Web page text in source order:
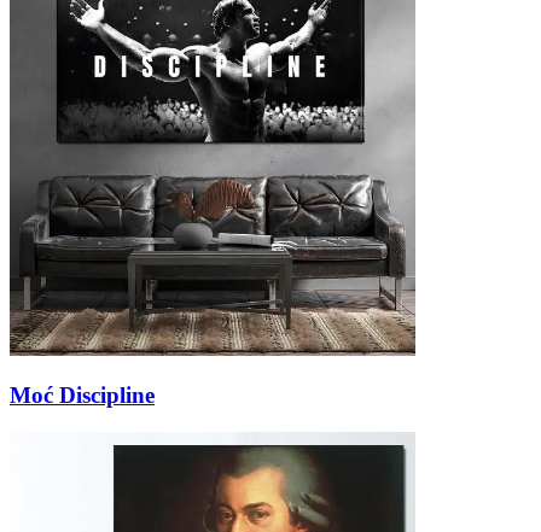
Moć Discipline